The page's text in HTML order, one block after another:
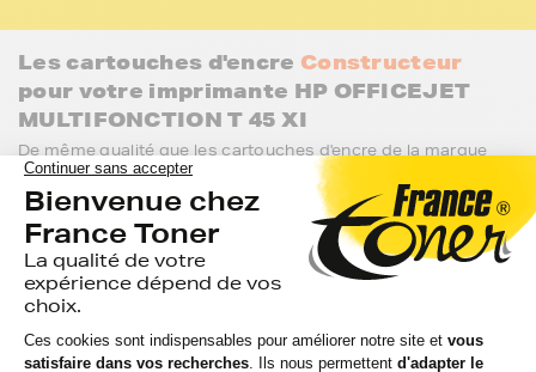
Les cartouches d'encre Constructeur
pour votre imprimante HP OFFICEJET
MULTIFONCTION T 45 XI
De même qualité que les cartouches d'encre de la marque
FranceToner, retrouvez les cartouches d'encre de marque
Constructeur de votre imprimante.